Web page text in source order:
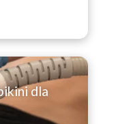
dla